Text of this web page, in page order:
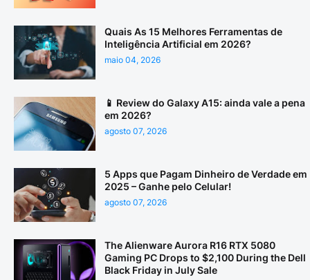
Quais As 15 Melhores Ferramentas de
Inteligência Artificial em 2026?
maio 04, 2026
📱 Review do Galaxy A15: ainda vale a pena
em 2026?
agosto 07, 2026
5 Apps que Pagam Dinheiro de Verdade em
2025 – Ganhe pelo Celular!
agosto 07, 2026
The Alienware Aurora R16 RTX 5080
Gaming PC Drops to $2,100 During the Dell
Black Friday in July Sale